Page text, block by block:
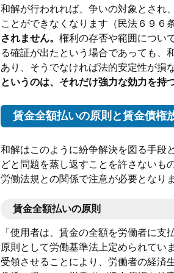
和解が行われれば、争いの対象とされ
ことができなくなります（民法６９６条
されません。 権利の存否や範囲につい
る確証が出たという場合であっても、
あり、そうでなければ法的安定性が損
というのは、それだけ強力な効力を持
賃金全額払いの原則と賃金債権
和解はこのように紛争解決を図る手段
どと問題を蒸し返すことを許さないも
労働法規との関係で注意が必要となりま
賃金全額払いの原則
「使用者は、賃金の全額を労働者に
原則として労働基準法上定められてい
受領させることにより、労働者の経済